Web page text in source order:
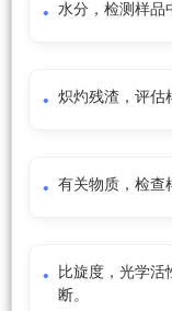
水分，检测样品
炽灼残渣，评估
有关物质，检查
比旋度，光学活
断。